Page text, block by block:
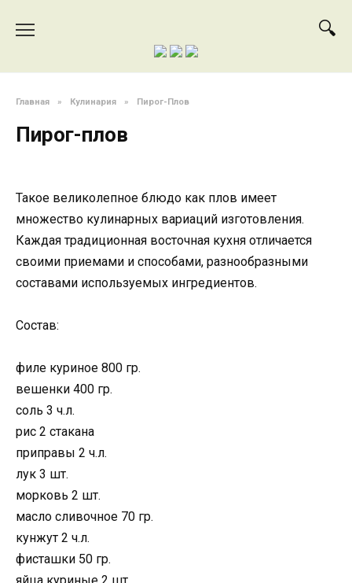
содержанию
Главная » Кулинария » Пирог-Плов
Пирог-плов
Такое великолепное блюдо как плов имеет
множество кулинарных вариаций изготовления.
Каждая традиционная восточная кухня отличается
своими приемами и способами, разнообразными
составами используемых ингредиентов.
Состав:
филе куриное 800 гр.
вешенки 400 гр.
соль 3 ч.л.
рис 2 стакана
приправы 2 ч.л.
лук 3 шт.
морковь 2 шт.
масло сливочное 70 гр.
кунжут 2 ч.л.
фисташки 50 гр.